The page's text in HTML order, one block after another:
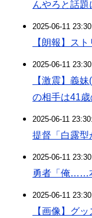
んやろと話題
2025-06-11
【朗報】ス
2025-06-11
【激震】義
の相手は41
2025-06-11
提督「白露型
2025-06-11
勇者「俺……
2025-06-11
【画像】グ